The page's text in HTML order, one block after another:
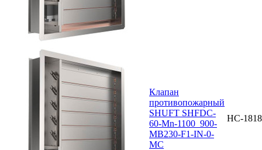
Клапан
противопожарный
SHUFT SHFDC-
60-Mn-1100_900-
MB230-F1-IN-0-
MC
НС-